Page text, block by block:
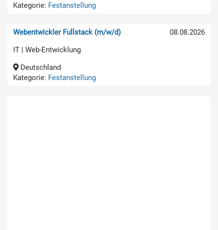
Kategorie: Festanstellung
08.08.2026
Webentwickler Fullstack (m/w/d)
IT | Web-Entwicklung
Deutschland
Kategorie: Festanstellung